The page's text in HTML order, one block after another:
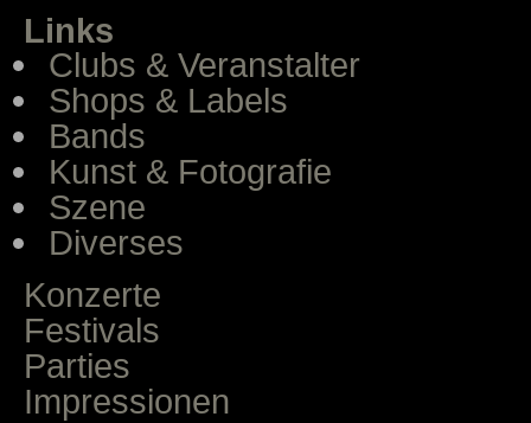
Links
Clubs & Veranstalter
Shops & Labels
Bands
Kunst & Fotografie
Szene
Diverses
Konzerte
Festivals
Parties
Impressionen